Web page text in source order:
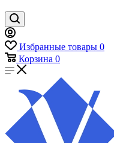
Избранные товары 0
Корзина 0